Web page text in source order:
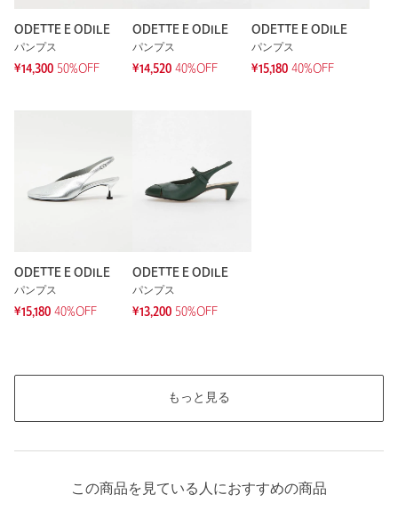
ODETTE E ODILE
パンプス
¥14,300 50%OFF
ODETTE E ODILE
パンプス
¥14,520 40%OFF
ODETTE E ODILE
パンプス
¥15,180 40%OFF
ODETTE E ODILE
パンプス
¥15,180 40%OFF
ODETTE E ODILE
パンプス
¥13,200 50%OFF
もっと見る
この商品を見ている人におすすめの商品